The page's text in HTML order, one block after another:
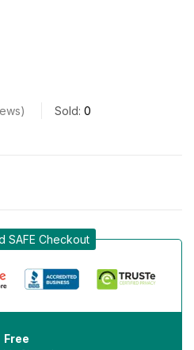
Sold: 0
SAFE Checkout
Free